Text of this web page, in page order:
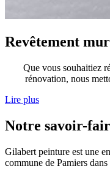
Revêtement mur
Que vous souhaitiez
rénovation, nous
Lire plus
Notre savoir-
Gilabert peinture est une
commune de Pamiers